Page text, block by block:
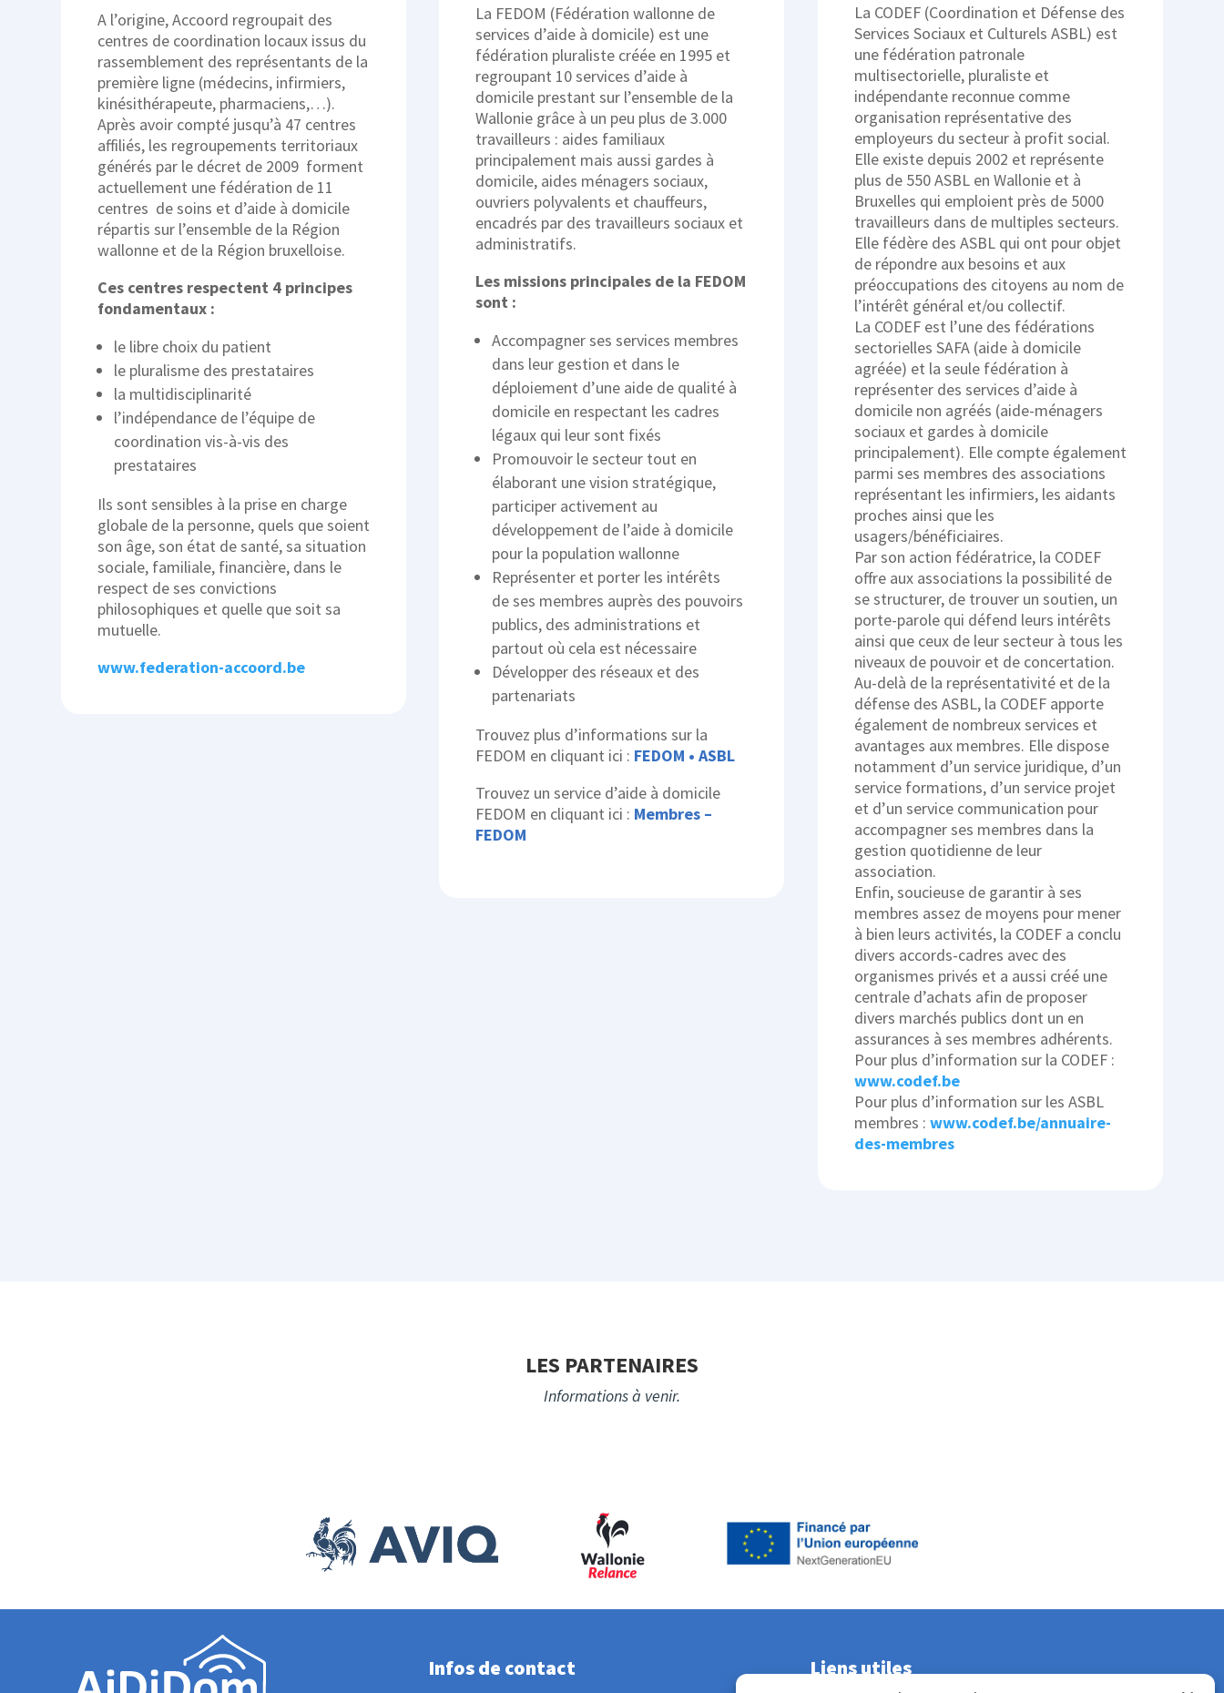
A l’origine, Accoord regroupait des
centres de coordination locaux issus du
rassemblement des représentants de la
première ligne (médecins, infirmiers,
kinésithérapeute, pharmaciens,…).
Après avoir compté jusqu’à 47 centres
affiliés, les regroupements territoriaux
générés par le décret de 2009 forment
actuellement une fédération de 11
centres de soins et d’aide à domicile
répartis sur l’ensemble de la Région
wallonne et de la Région bruxelloise.
Ces centres respectent 4 principes
fondamentaux :
le libre choix du patient
le pluralisme des prestataires
la multidisciplinarité
l’indépendance de l’équipe de
coordination vis-à-vis des
prestataires
Ils sont sensibles à la prise en charge
globale de la personne, quels que soient
son âge, son état de santé, sa situation
sociale, familiale, financière, dans le
respect de ses convictions
philosophiques et quelle que soit sa
mutuelle.
www.federation-accoord.be
La FEDOM (Fédération wallonne de
services d’aide à domicile) est une
fédération pluraliste créée en 1995 et
regroupant 10 services d’aide à
domicile prestant sur l’ensemble de la
Wallonie grâce à un peu plus de 3.000
travailleurs : aides familiaux
principalement mais aussi gardes à
domicile, aides ménagers sociaux,
ouvriers polyvalents et chauffeurs,
encadrés par des travailleurs sociaux et
administratifs.
Les missions principales de la FEDOM
sont :
Accompagner ses services membres
dans leur gestion et dans le
déploiement d’une aide de qualité à
domicile en respectant les cadres
légaux qui leur sont fixés
Promouvoir le secteur tout en
élaborant une vision stratégique,
participer activement au
développement de l’aide à domicile
pour la population wallonne
Représenter et porter les intérêts
deses membres auprès des pouvoirs
publics, des administrations et
partout où cela est nécessaire
Développer des réseaux et des
partenariats
Trouvez plus d’informations sur la
FEDOM en cliquant ici : FEDOM • ASBL
Trouvez un service d’aide à domicile
FEDOM en cliquant ici : Membres –
FEDOM
La CODEF (Coordination et Défense des
Services Sociaux et Culturels ASBL) est
une fédération patronale
multisectorielle, pluraliste et
indépendante reconnue comme
organisation représentative des
employeurs du secteur à profit social.
Elle existe depuis 2002 et représente
plus de 550 ASBL en Wallonie et à
Bruxelles qui emploient près de 5000
travailleurs dans de multiples secteurs.
Elle fédère des ASBL qui ont pour objet
de répondre aux besoins et aux
préoccupations des citoyens au nom de
l’intérêt général et/ou collectif.
La CODEF est l’une des fédérations
sectorielles SAFA (aide à domicile
agréée) et la seule fédération à
représenter des services d’aide à
domicile non agréés (aide-ménagers
sociaux et gardes à domicile
principalement). Elle compte également
parmi ses membres des associations
représentant les infirmiers, les aidants
proches ainsi que les
usagers/bénéficiaires.
Par son action fédératrice, la CODEF
offre aux associations la possibilité de
se structurer, de trouver un soutien, un
porte-parole qui défend leurs intérêts
ainsi que ceux de leur secteur à tous les
niveaux de pouvoir et de concertation.
Au-delà de la représentativité et de la
défense des ASBL, la CODEF apporte
également de nombreux services et
avantages aux membres. Elle dispose
notamment d’un service juridique, d’un
service formations, d’un service projet
et d’un service communication pour
accompagner ses membres dans la
gestion quotidienne de leur
association.
Enfin, soucieuse de garantir à ses
membres assez de moyens pour mener
à bien leurs activités, la CODEF a conclu
divers accords-cadres avec des
organismes privés et a aussi créé une
centrale d’achats afin de proposer
divers marchés publics dont un en
assurances à ses membres adhérents.
Pour plus d’information sur la CODEF :
www.codef.be
Pour plus d’information sur les ASBL
membres : www.codef.be/annuaire-
des-membres
LES PARTENAIRES
Informations à venir.
Infos de contact Liens utiles